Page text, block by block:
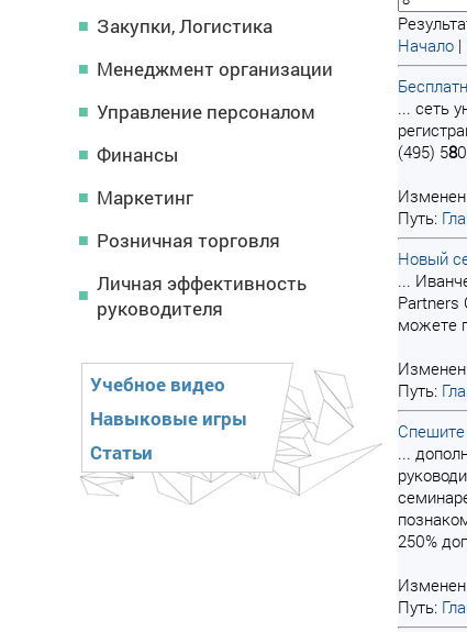
Закупки, Логистика
Менеджмент организации
Управление персоналом
Финансы
Маркетинг
Розничная торговля
Личная эффективность
руководителя
Учебное видео
Навыковые игры
Статьи
Начало |
... сеть
(495) 58
Путь:
Новый
...
Partners
можете
Путь:
...
250%
Путь: